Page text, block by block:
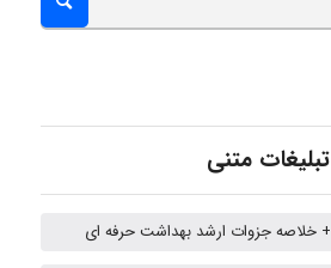
roya_boostani
amir
Fateme896
تبلیغات متنی